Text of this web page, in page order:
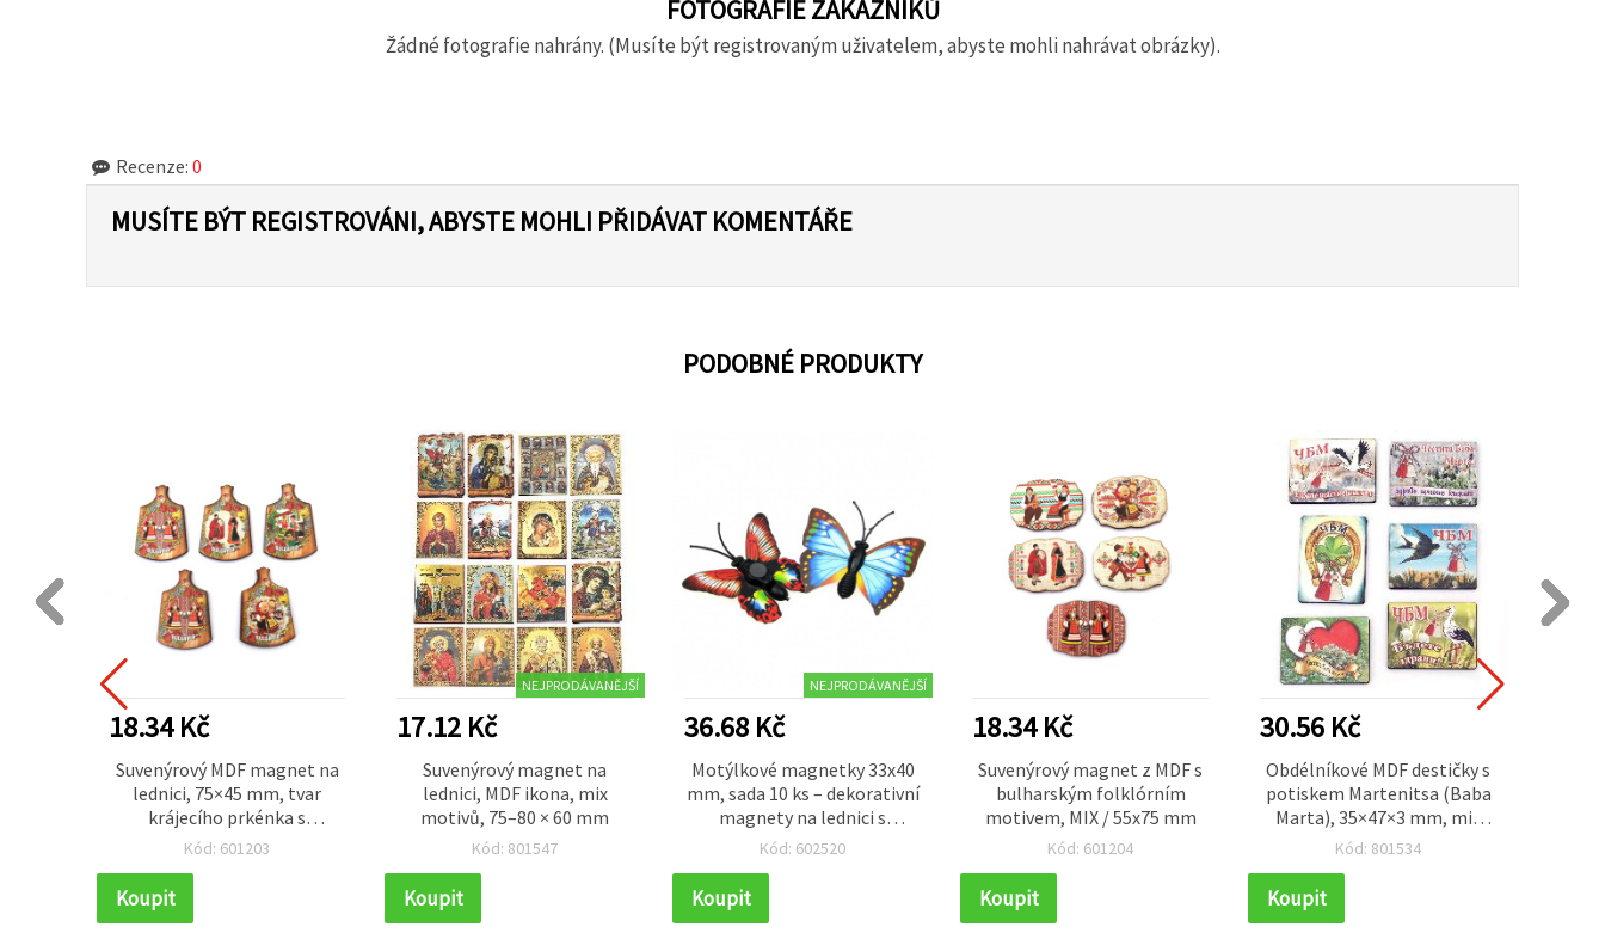
FOTOGRAFIE ZÁKAZNÍKŮ
Žádné fotografie nahrány. (Musíte být registrovaným uživatelem, abyste mohli nahrávat obrázky).
Recenze: 0
MUSÍTE BÝT REGISTROVÁNI, ABYSTE MOHLI PŘIDÁVAT KOMENTÁŘE
PODOBNÉ PRODUKTY
18.34 Kč
Suvenýrový MDF magnet na
lednici, 75×45 mm, tvar
krájecího prkénka s
bulharským folklórním
Kód: 601203
Koupit
NEJPRODÁVANĚJŠÍ
17.12 Kč
Suvenýrový magnet na
lednici, MDF ikona, mix
motivů, 75–80 × 60 mm
Kód: 801547
Koupit
NEJPRODÁVANĚJŠÍ
36.68 Kč
Motýlkové magnetky 33x40
mm, sada 10 ks – dekorativní
magnety na lednici s
magnetickou zadní stranou
školní skříňku, tvoření a
domácí dekoraci
Kód: 602520
Koupit
18.34 Kč
Suvenýrový magnet z MDF s
bulharským folklórním
motivem, MIX / 55x75 mm
Kód: 601204
Koupit
30.56 Kč
Obdélníkové MDF destičky s
potiskem Martenitsa (Baba
Marta), 35×47×3 mm, mix
motivů – 10 ks
Kód: 801534
Koupit